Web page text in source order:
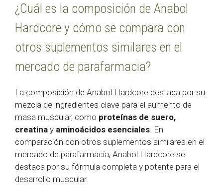
¿Cuál es la composición de Anabol
Hardcore y cómo se compara con
otros suplementos similares en el
mercado de parafarmacia?
La composición de Anabol Hardcore destaca por su
mezcla de ingredientes clave para el aumento de
masa muscular, como proteínas de suero,
creatina y aminoácidos esenciales . En
comparación con otros suplementos similares en el
mercado de parafarmacia, Anabol Hardcore se
destaca por su fórmula completa y potente para el
desarrollo muscular.